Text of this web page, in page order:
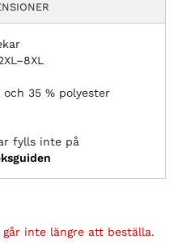
35 % polyester
fylls inte på
inte längre att beställa.